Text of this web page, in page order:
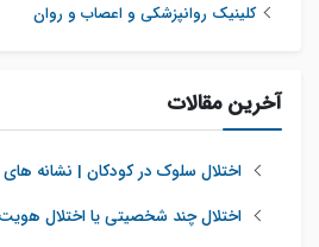
کلینیک روانپزشکی و اعصاب و روان
آخرین مقالات
اختلال سلوک در کودکان | نشانه
اختلال چند شخصیتی یا اختلال